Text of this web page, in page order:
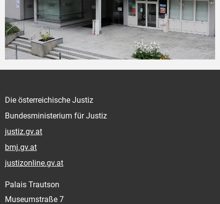
Die österreichische Justiz
Bundesministerium für Justiz
justiz.gv.at
bmj.gv.at
justizonline.gv.at
Palais Trautson
Museumstraße 7